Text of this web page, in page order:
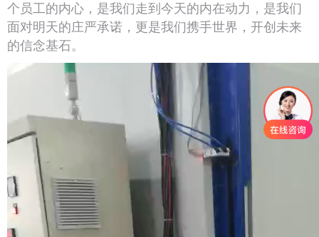
个员工的内心，是我们走到今天的内在动力，是我们
面对明天的庄严承诺，更是我们携手世界，开创未来
的信念基石。